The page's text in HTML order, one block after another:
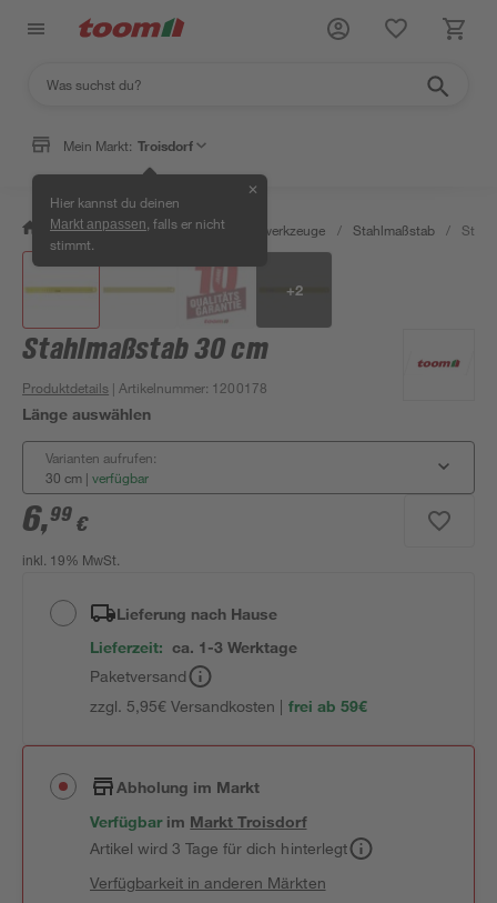
Mein Markt: Troisdorf
Hier kannst du deinen
Markt anpassen , falls er nicht
stimmt.
✕
/ Werkstatt & Maschinen / Messwerkzeuge / Stahlmaßstab /
+2
Stahlmaßstab 30 cm
Produktdetails | Artikelnummer: 1200178
Länge auswählen
Varianten aufrufen:
30 cm | verfügbar
6,99 €
inkl. 19% MwSt.
Lieferung nach Hause
Lieferzeit: ca. 1-3 Werktage
Paketversand
zzgl. 5,95€ Versandkosten | frei ab 59€
Abholung im Markt
Verfügbar im MarktTroisdorf
Artikel wird 3 Tage für dich hinterlegt
Verfügbarkeit in anderen Märkten